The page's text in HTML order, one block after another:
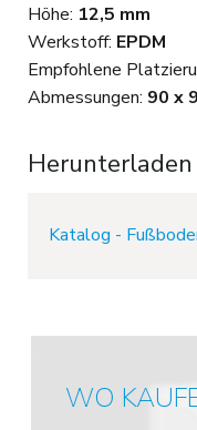
Höhe: 12,5 mm
Werkstoff: EPDM
Empfohlene
Abmessungen: 90 x
Herunterladen
Katalog -
WO